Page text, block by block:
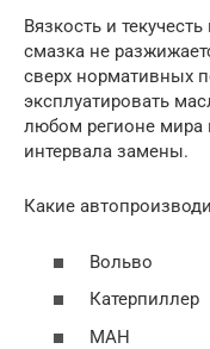
Вязкость и
смазка не
сверх нормативных
эксплуатировать
любом регионе мира
интервала замены.
Какие
Вольво
Катерпиллер
МАН